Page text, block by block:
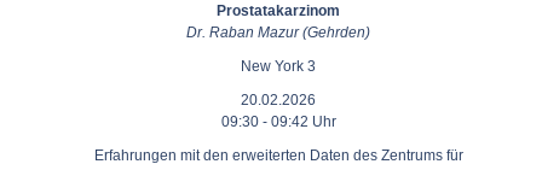
Prostatakarzinom
Dr. Raban Mazur (Gehrden)
New York 3
20.02.2026
09:30 - 09:42 Uhr
Erfahrungen mit den erweiterten Daten des Zentrums für